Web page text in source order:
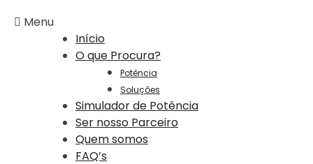
Menu
Início
O que Procura?
Potência
Soluções
Simulador de Potência
Ser nosso Parceiro
Quem somos
FAQ’s